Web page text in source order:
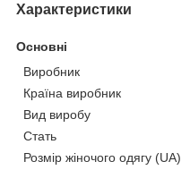
Характеристики
Основні
Виробник
Країна виробник
Вид виробу
Стать
Розмір жіночого одягу (UA)